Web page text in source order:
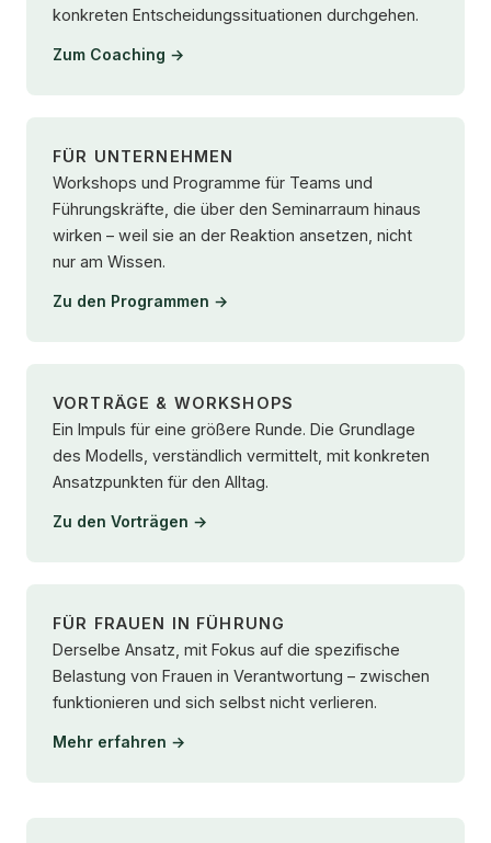
konkreten Entscheidungssituationen durchgehen.
Zum Coaching →
FÜR UNTERNEHMEN
Workshops und Programme für Teams und
Führungskräfte, die über den Seminarraum hinaus
wirken – weil sie an der Reaktion ansetzen, nicht
nur am Wissen.
Zu den Programmen →
VORTRÄGE & WORKSHOPS
Ein Impuls für eine größere Runde. Die Grundlage
des Modells, verständlich vermittelt, mit konkreten
Ansatzpunkten für den Alltag.
Zu den Vorträgen →
FÜR FRAUEN IN FÜHRUNG
Derselbe Ansatz, mit Fokus auf die spezifische
Belastung von Frauen in Verantwortung – zwischen
funktionieren und sich selbst nicht verlieren.
Mehr erfahren →